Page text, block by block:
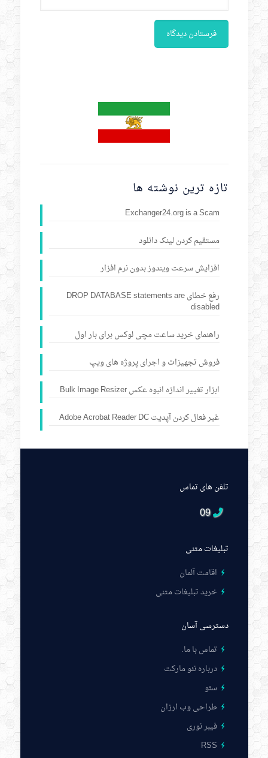
تازه ترین نوشته ها
Exchanger24.org is a Scam
مستقیم کردن لینک دانلود
افزایش سرعت ویندوز بدون نرم افزار
رفع خطای DROP DATABASE statements are
disabled
راهنمای خرید ساعت مچی لوکس برای بار اول
فروش تجهیزات و اجرای پروژه های ویپ
ابزار تغییر اندازه انبوه عکس Bulk Image Resizer
غیر فعال کردن آپدیت Adobe Acrobat Reader DC
تلفن های تماس
09
تبلیغات متنی
اقامت آلمان
خرید تبلیغات متنی
دسترسی آسان
تماس با ما.
درباره نئو مارکت
سئو
طراحی وب ارزان
فیبر نوری
RSS